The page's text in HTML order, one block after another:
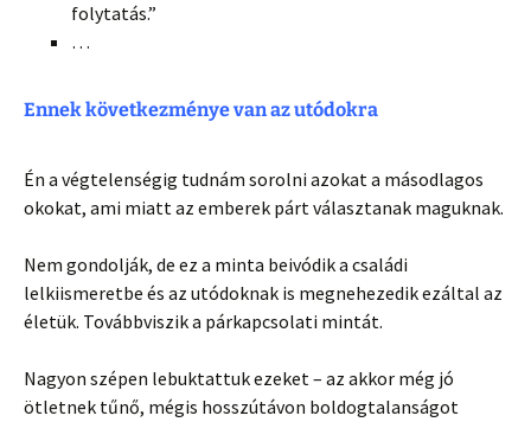
folytatás.”
…
Ennek következménye van az utódokra
Én a végtelenségig tudnám sorolni azokat a másodlagos
okokat, ami miatt az emberek párt választanak maguknak.
Nem gondolják, de ez a minta beivódik a családi
lelkiismeretbe és az utódoknak is megnehezedik ezáltal az
életük. Továbbviszik a párkapcsolati mintát.
Nagyon szépen lebuktattuk ezeket – az akkor még jó
ötletnek tűnő, mégis hosszútávon boldogtalanságot